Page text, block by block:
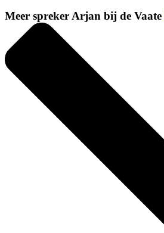
Meer spreker Arjan bij de Vaate